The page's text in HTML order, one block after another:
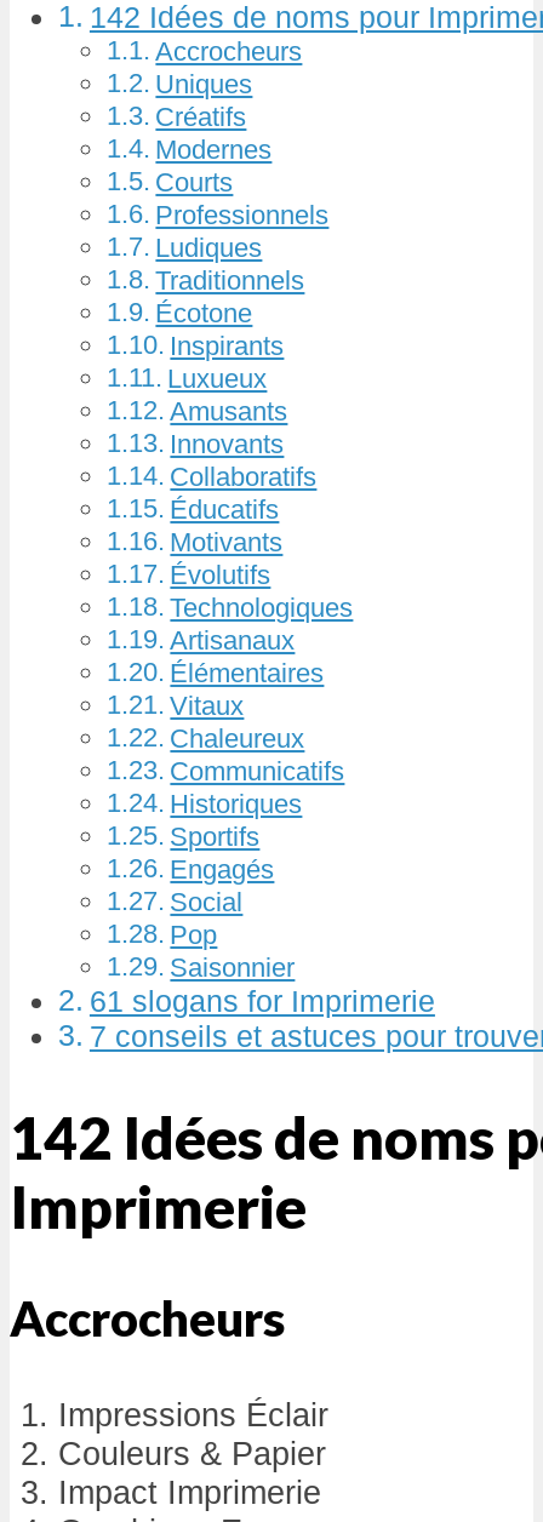
142 Idées de noms pour
Accrocheurs
Uniques
Créatifs
Modernes
Courts
Professionnels
Ludiques
Traditionnels
Écotone
Inspirants
Luxueux
Amusants
Innovants
Collaboratifs
Éducatifs
Motivants
Évolutifs
Technologiques
Artisanaux
Élémentaires
Vitaux
Chaleureux
Communicatifs
Historiques
Sportifs
Engagés
Social
Pop
Saisonnier
61 slogans for Imprimerie
7 conseils et astuces pour
142 Idées de noms
Imprimerie
Accrocheurs
Impressions Éclair
Couleurs & Papier
Impact Imprimerie